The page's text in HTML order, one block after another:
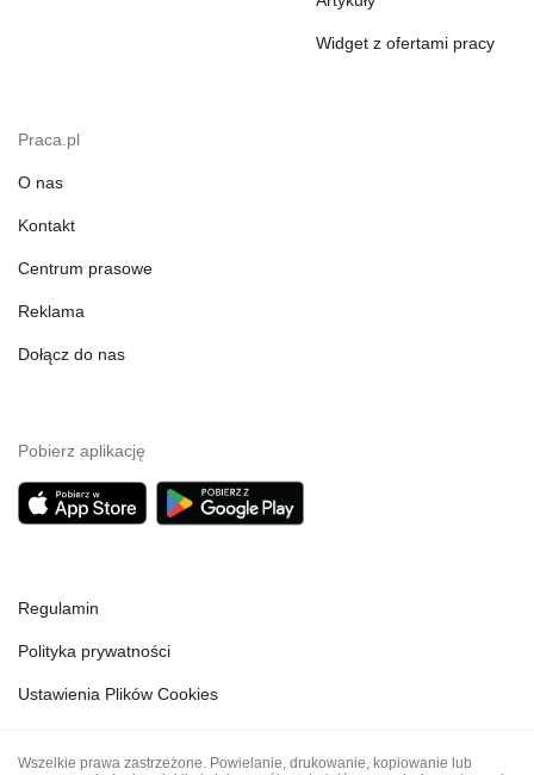
Widget z ofertami pracy
Praca.pl
O nas
Kontakt
Centrum prasowe
Reklama
Dołącz do nas
Pobierz aplikację
Regulamin
Polityka prywatności
Ustawienia Plików Cookies
Wszelkie prawa zastrzeżone. Powielanie, drukowanie, kopiowanie lub